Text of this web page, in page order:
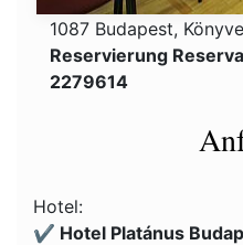
1087 Budapest,
Reservierung
2279614
Hotel:
✔️ Hotel Platánus